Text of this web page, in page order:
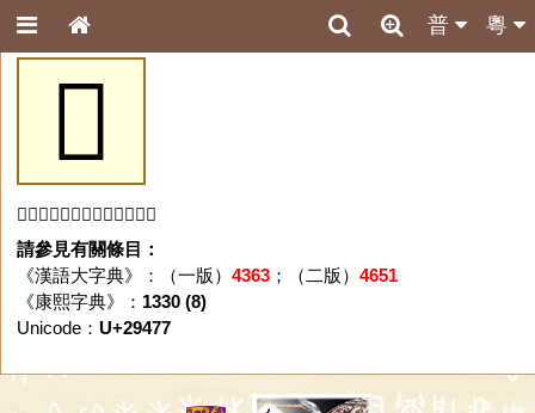
粵
普
𩑷
「𩑷」字未收錄於本資料庫。
請參見有關條目：
《漢語大字典》：（一版） 4363；（二版） 4651
《康熙字典》： 1330 (8)
Unicode： U+29477